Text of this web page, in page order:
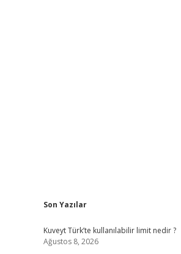
Sidebar
Son Yazılar
Kuveyt Türk’te kullanılabilir limit nedir ?
Ağustos 8, 2026